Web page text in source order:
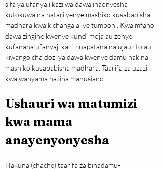
sifa ya ufanyaji kazi wa dawa inaonyesha
kutokuwa na hatari yenye mashiko kusababisha
madhara kwa kichanga aliye tumboni. Kwa mfano
dawa zingine kwenye kundi moja au zenye
kufanana ufanyaji kazi zinapatana na ujauzito au
kiwango cha dozi ya dawa kwenye damu hakina
mashiko kusababisha madhara. Taarifa za uzazi
kwa wanyama hazina mahusiano
Ushauri wa matumizi
kwa mama
anayenyonyesha
Hakuna (chache) taarifa za binadamu-